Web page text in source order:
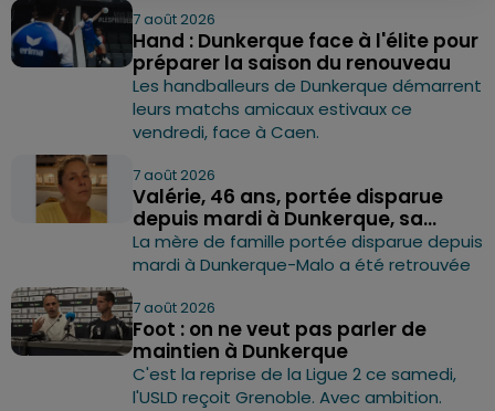
7 août 2026
Hand : Dunkerque face à l'élite pour
préparer la saison du renouveau
Les handballeurs de Dunkerque démarrent
leurs matchs amicaux estivaux ce
vendredi, face à Caen.
7 août 2026
Valérie, 46 ans, portée disparue
depuis mardi à Dunkerque, sa...
La mère de famille portée disparue depuis
mardi à Dunkerque-Malo a été retrouvée
7 août 2026
Foot : on ne veut pas parler de
maintien à Dunkerque
C'est la reprise de la Ligue 2 ce samedi,
l'USLD reçoit Grenoble. Avec ambition.